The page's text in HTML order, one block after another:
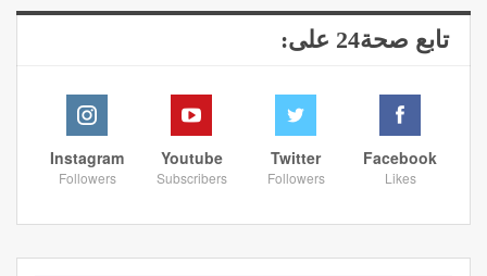
تابع صحة24 على:
Facebook
Likes
Twitter
Followers
Youtube
Subscribers
Instagram
Followers